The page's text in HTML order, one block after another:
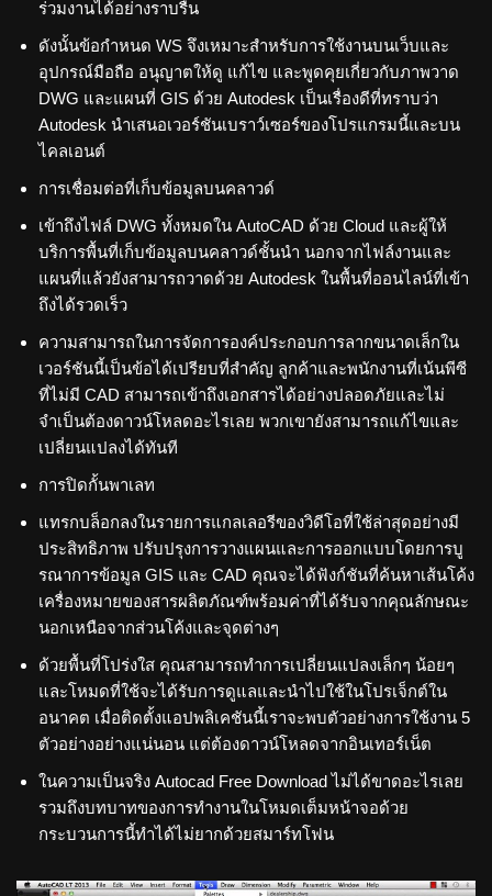
ร่วมงานได้อย่างราบรื่น
ดังนั้นข้อกำหนด WS จึงเหมาะสำหรับการใช้งานบนเว็บและ
อุปกรณ์มือถือ อนุญาตให้ดู แก้ไข และพูดคุยเกี่ยวกับภาพวาด
DWG และแผนที่ GIS ด้วย Autodesk เป็นเรื่องดีที่ทราบว่า
Autodesk นำเสนอเวอร์ชันเบราว์เซอร์ของโปรแกรมนี้และบน
ไคลเอนต์
การเชื่อมต่อที่เก็บข้อมูลบนคลาวด์
เข้าถึงไฟล์ DWG ทั้งหมดใน AutoCAD ด้วย Cloud และผู้ให้
บริการพื้นที่เก็บข้อมูลบนคลาวด์ชั้นนำ นอกจากไฟล์งานและ
แผนที่แล้วยังสามารถวาดด้วย Autodesk ในพื้นที่ออนไลน์ที่เข้า
ถึงได้รวดเร็ว
ความสามารถในการจัดการองค์ประกอบการลากขนาดเล็กใน
เวอร์ชันนี้เป็นข้อได้เปรียบที่สำคัญ ลูกค้าและพนักงานที่เน้นพีซี
ที่ไม่มี CAD สามารถเข้าถึงเอกสารได้อย่างปลอดภัยและไม่
จำเป็นต้องดาวน์โหลดอะไรเลย พวกเขายังสามารถแก้ไขและ
เปลี่ยนแปลงได้ทันที
การปิดกั้นพาเลท
แทรกบล็อกลงในรายการแกลเลอรีของวิดีโอที่ใช้ล่าสุดอย่างมี
ประสิทธิภาพ ปรับปรุงการวางแผนและการออกแบบโดยการบู
รณาการข้อมูล GIS และ CAD คุณจะได้ฟังก์ชันที่ค้นหาเส้นโค้ง
เครื่องหมายของสารผลิตภัณฑ์พร้อมค่าที่ได้รับจากคุณลักษณะ
นอกเหนือจากส่วนโค้งและจุดต่างๆ
ด้วยพื้นที่โปร่งใส คุณสามารถทำการเปลี่ยนแปลงเล็กๆ น้อยๆ
และโหมดที่ใช้จะได้รับการดูแลและนำไปใช้ในโปรเจ็กต์ใน
อนาคต เมื่อติดตั้งแอปพลิเคชันนี้เราจะพบตัวอย่างการใช้งาน 5
ตัวอย่างอย่างแน่นอน แต่ต้องดาวน์โหลดจากอินเทอร์เน็ต
ในความเป็นจริง Autocad Free Download ไม่ได้ขาดอะไรเลย
รวมถึงบทบาทของการทำงานในโหมดเต็มหน้าจอด้วย
กระบวนการนี้ทำได้ไม่ยากด้วยสมาร์ทโฟน